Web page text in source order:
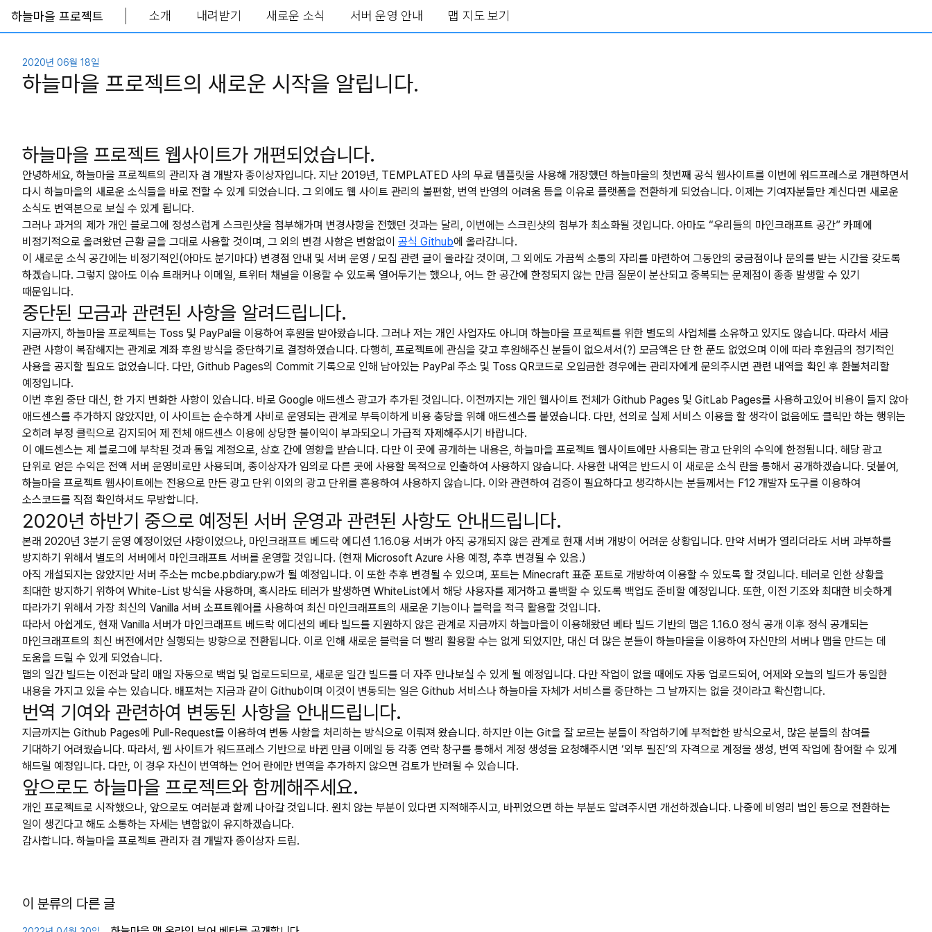
Skip to main content
하늘마을 프로젝트 소개 내려받기 새로운 소식 서버 운영 안내 맵 지도 보기
2020년 06월 18일
하늘마을 프로젝트의 새로운 시작을 알립니다.
하늘마을 프로젝트 웹사이트가 개편되었습니다.
안녕하세요, 하늘마을 프로젝트의 관리자 겸 개발자 종이상자입니다. 지난 2019년, TEMPLATED 사의 무료 템플릿을 사용해 개장했던 하늘마을의 첫번째 공식 웹사이트를 이번에 워드프레스로 개편하면서
다시 하늘마을의 새로운 소식들을 바로 전할 수 있게 되었습니다. 그 외에도 웹 사이트 관리의 불편함, 번역 반영의 어려움 등을 이유로 플랫폼을 전환하게 되었습니다. 이제는 기여자분들만 계신다면 새로운
소식도 번역본으로 보실 수 있게 됩니다.
그러나 과거의 제가 개인 블로그에 정성스럽게 스크린샷을 첨부해가며 변경사항을 전했던 것과는 달리, 이번에는 스크린샷의 첨부가 최소화될 것입니다. 아마도 “우리들의 마인크래프트 공간” 카페에
비정기적으로 올려왔던 근황 글을 그대로 사용할 것이며, 그 외의 변경 사항은 변함없이 공식 Github에 올라갑니다.
이 새로운 소식 공간에는 비정기적인(아마도 분기마다) 변경점 안내 및 서버 운영 / 모집 관련 글이 올라갈 것이며, 그 외에도 가끔씩 소통의 자리를 마련하여 그동안의 궁금점이나 문의를 받는 시간을 갖도록
하겠습니다. 그렇지 않아도 이슈 트래커나 이메일, 트위터 채널을 이용할 수 있도록 열어두기는 했으나, 어느 한 공간에 한정되지 않는 만큼 질문이 분산되고 중복되는 문제점이 종종 발생할 수 있기
때문입니다.
중단된 모금과 관련된 사항을 알려드립니다.
지금까지, 하늘마을 프로젝트는 Toss 및 PayPal을 이용하여 후원을 받아왔습니다. 그러나 저는 개인 사업자도 아니며 하늘마을 프로젝트를 위한 별도의 사업체를 소유하고 있지도 않습니다. 따라서 세금
관련 사항이 복잡해지는 관계로 계좌 후원 방식을 중단하기로 결정하였습니다. 다행히, 프로젝트에 관심을 갖고 후원해주신 분들이 없으셔서(?) 모금액은 단 한 푼도 없었으며 이에 따라 후원금의 정기적인
사용을 공지할 필요도 없었습니다. 다만, Github Pages의 Commit 기록으로 인해 남아있는 PayPal 주소 및 Toss QR코드로 오입금한 경우에는 관리자에게 문의주시면 관련 내역을 확인 후 환불처리할
예정입니다.
이번 후원 중단 대신, 한 가지 변화한 사항이 있습니다. 바로 Google 애드센스 광고가 추가된 것입니다. 이전까지는 개인 웹사이트 전체가 Github Pages 및 GitLab Pages를 사용하고있어 비용이 들지 않아
애드센스를 추가하지 않았지만, 이 사이트는 순수하게 사비로 운영되는 관계로 부득이하게 비용 충당을 위해 애드센스를 붙였습니다. 다만, 선의로 실제 서비스 이용을 할 생각이 없음에도 클릭만 하는 행위는
오히려 부정 클릭으로 감지되어 제 전체 애드센스 이용에 상당한 불이익이 부과되오니 가급적 자제해주시기 바랍니다.
이 애드센스는 제 블로그에 부착된 것과 동일 계정으로, 상호 간에 영향을 받습니다. 다만 이 곳에 공개하는 내용은, 하늘마을 프로젝트 웹사이트에만 사용되는 광고 단위의 수익에 한정됩니다. 해당 광고
단위로 얻은 수익은 전액 서버 운영비로만 사용되며, 종이상자가 임의로 다른 곳에 사용할 목적으로 인출하여 사용하지 않습니다. 사용한 내역은 반드시 이 새로운 소식 란을 통해서 공개하겠습니다. 덧붙여,
하늘마을 프로젝트 웹사이트에는 전용으로 만든 광고 단위 이외의 광고 단위를 혼용하여 사용하지 않습니다. 이와 관련하여 검증이 필요하다고 생각하시는 분들께서는 F12 개발자 도구를 이용하여
소스코드를 직접 확인하셔도 무방합니다.
2020년 하반기 중으로 예정된 서버 운영과 관련된 사항도 안내드립니다.
본래 2020년 3분기 운영 예정이었던 사항이었으나, 마인크래프트 베드락 에디션 1.16.0용 서버가 아직 공개되지 않은 관계로 현재 서버 개방이 어려운 상황입니다. 만약 서버가 열리더라도 서버 과부하를
방지하기 위해서 별도의 서버에서 마인크래프트 서버를 운영할 것입니다. (현재 Microsoft Azure 사용 예정, 추후 변경될 수 있음.)
아직 개설되지는 않았지만 서버 주소는 mcbe.pbdiary.pw가 될 예정입니다. 이 또한 추후 변경될 수 있으며, 포트는 Minecraft 표준 포트로 개방하여 이용할 수 있도록 할 것입니다. 테러로 인한 상황을
최대한 방지하기 위하여 White-List 방식을 사용하며, 혹시라도 테러가 발생하면 WhiteList에서 해당 사용자를 제거하고 롤백할 수 있도록 백업도 준비할 예정입니다. 또한, 이전 기조와 최대한 비슷하게
따라가기 위해서 가장 최신의 Vanilla 서버 소프트웨어를 사용하여 최신 마인크래프트의 새로운 기능이나 블럭을 적극 활용할 것입니다.
따라서 아쉽게도, 현재 Vanilla 서버가 마인크래프트 베드락 에디션의 베타 빌드를 지원하지 않은 관계로 지금까지 하늘마을이 이용해왔던 베타 빌드 기반의 맵은 1.16.0 정식 공개 이후 정식 공개되는
마인크래프트의 최신 버전에서만 실행되는 방향으로 전환됩니다. 이로 인해 새로운 블럭을 더 빨리 활용할 수는 없게 되었지만, 대신 더 많은 분들이 하늘마을을 이용하여 자신만의 서버나 맵을 만드는 데
도움을 드릴 수 있게 되었습니다.
맵의 일간 빌드는 이전과 달리 매일 자동으로 백업 및 업로드되므로, 새로운 일간 빌드를 더 자주 만나보실 수 있게 될 예정입니다. 다만 작업이 없을 때에도 자동 업로드되어, 어제와 오늘의 빌드가 동일한
내용을 가지고 있을 수는 있습니다. 배포처는 지금과 같이 Github이며 이것이 변동되는 일은 Github 서비스나 하늘마을 자체가 서비스를 중단하는 그 날까지는 없을 것이라고 확신합니다.
번역 기여와 관련하여 변동된 사항을 안내드립니다.
지금까지는 Github Pages에 Pull-Request를 이용하여 변동 사항을 처리하는 방식으로 이뤄져 왔습니다. 하지만 이는 Git을 잘 모르는 분들이 작업하기에 부적합한 방식으로서, 많은 분들의 참여를
기대하기 어려웠습니다. 따라서, 웹 사이트가 워드프레스 기반으로 바뀐 만큼 이메일 등 각종 연락 창구를 통해서 계정 생성을 요청해주시면 ‘외부 필진’의 자격으로 계정을 생성, 번역 작업에 참여할 수 있게
해드릴 예정입니다. 다만, 이 경우 자신이 번역하는 언어 란에만 번역을 추가하지 않으면 검토가 반려될 수 있습니다.
앞으로도 하늘마을 프로젝트와 함께해주세요.
개인 프로젝트로 시작했으나, 앞으로도 여러분과 함께 나아갈 것입니다. 원치 않는 부분이 있다면 지적해주시고, 바뀌었으면 하는 부분도 알려주시면 개선하겠습니다. 나중에 비영리 법인 등으로 전환하는
일이 생긴다고 해도 소통하는 자세는 변함없이 유지하겠습니다.
감사합니다. 하늘마을 프로젝트 관리자 겸 개발자 종이상자 드림.
이 분류의 다른 글